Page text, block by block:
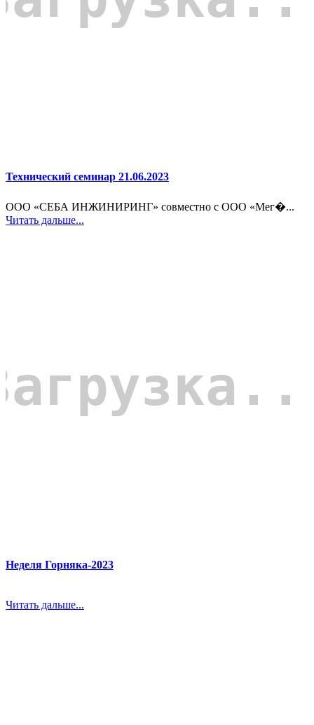
Технический семинар 21.06.2023
ООО «СЕБА ИНЖИНИРИНГ» совместно с ООО «Мег�...
Читать дальше...
Неделя Горняка-2023
Читать дальше...